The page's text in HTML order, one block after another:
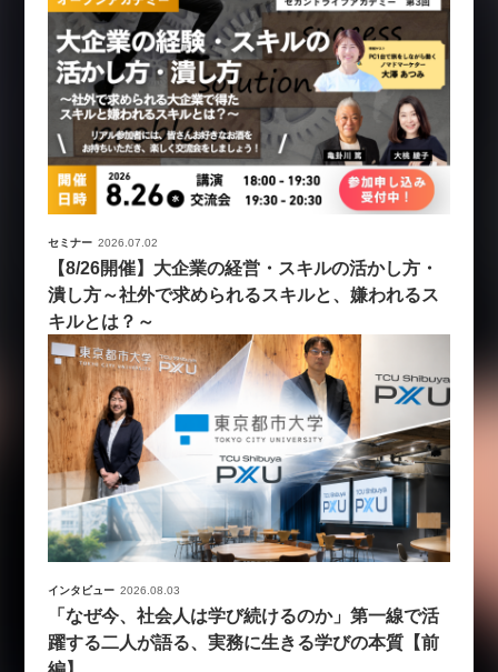
セミナー 2026.07.02
【8/26開催】大企業の経営・スキルの活かし方・
潰し方～社外で求められるスキルと、嫌われるス
キルとは？～
インタビュー 2026.08.03
「なぜ今、社会人は学び続けるのか」第一線で活
躍する二人が語る、実務に生きる学びの本質【前